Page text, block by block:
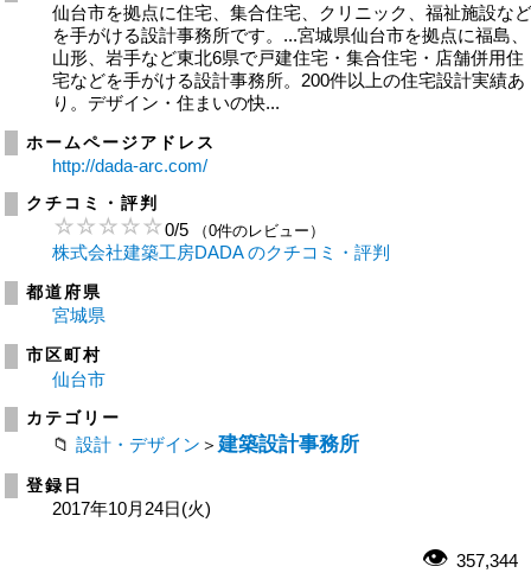
仙台市を拠点に住宅、集合住宅、クリニック、福祉施設な
を手がける設計事務所です。...宮城県仙台市を拠点に福島、
山形、岩手など東北6県で戸建住宅・集合住宅・店舗併用住
宅などを手がける設計事務所。200件以上の住宅設計実績あ
り。デザイン・住まいの快...
ホームページアドレス
http://dada-arc.com/
クチコミ・評判
0/5 （0件のレビュー）
株式会社建築工房DADA のクチコミ・評判
都道府県
宮城県
市区町村
仙台市
カテゴリー
設計・デザイン ＞ 建築設計事務所
登録日
2017年10月24日(火)
357,344